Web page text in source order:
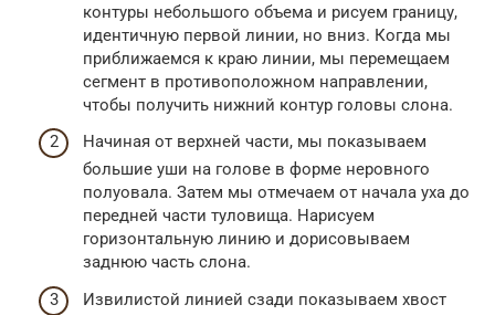
контуры небольшого объема и рисуем границу,
идентичную первой линии, но вниз. Когда мы
приближаемся к краю линии, мы перемещаем
сегмент в противоположном направлении,
чтобы получить нижний контур головы слона.
Начиная от верхней части, мы показываем
большие уши на голове в форме неровного
полуовала. Затем мы отмечаем от начала уха до
передней части туловища. Нарисуем
горизонтальную линию и дорисовываем
заднюю часть слона.
Извилистой линией сзади показываем хвост